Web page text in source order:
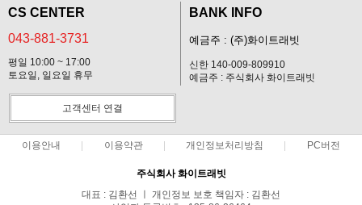
CS CENTER
043-881-3731
평일 10:00 ~ 17:00
토요일, 일요일 휴무
BANK INFO
예금주 : (주)화이트래빗
신한 140-009-809910
예금주 : 주식회사 화이트래빗
고객센터 연결
이용안내 이용약관 개인정보처리방침 PC버전
주식회사 화이트래빗
대표 : 김환선 ㅣ 개인정보 보호 책임자 : 김환선